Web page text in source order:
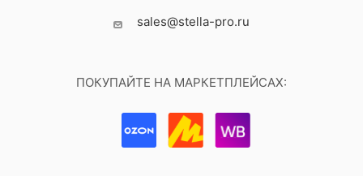
sales@stella-pro.ru
ПОКУПАЙТЕ НА МАРКЕТПЛЕЙСАХ: